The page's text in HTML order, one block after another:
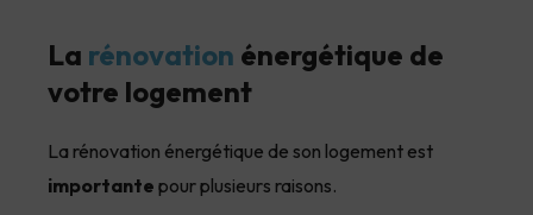
La rénovation énergétique de
votre logement
La rénovation énergétique de son logement est
importante pour plusieurs raisons.